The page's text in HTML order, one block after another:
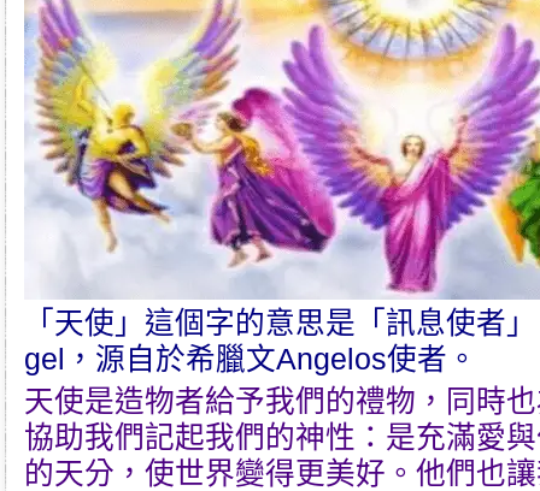
「天使」這個字的意思是「訊息使者
gel，源自於希臘文Angelos使者。
天使是造物者給予我們的禮物，同時
協助我們記起我們的神性：是充滿愛
的天分，使世界變得更美好。他們也